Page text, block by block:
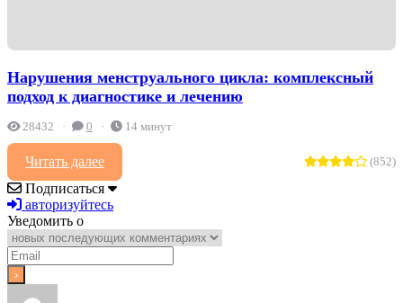
Нарушения менструального цикла: комплексный
подход к диагностике и лечению
28432 0 14 минут
Читать далее (852)
Подписаться
авторизуйтесь
Уведомить о